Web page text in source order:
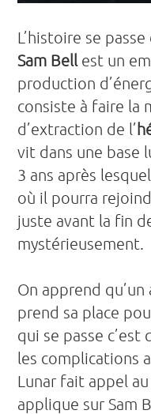
L’histoire se
Sam Bellest un
production
consiste à faire la
d’extraction de l’
vit dans une base
3 ans après
où il pourra
juste avant la fin
mystérieusement.
On apprend
prend sa place
qui se passe
les complications
Lunar fait appel au
applique sur Sam